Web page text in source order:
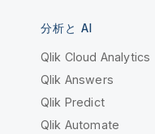
分析と AI
Qlik Cloud Analytics
Qlik Answers
Qlik Predict
Qlik Automate